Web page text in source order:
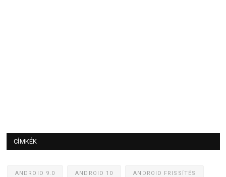
CÍMKÉK
ANDROID 9.0 ANDROID 10 ANDROID FRISSÍTÉS